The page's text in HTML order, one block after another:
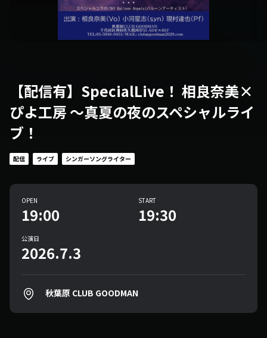
【配信有】SpecialLive！ 相良奈美×
ぴよ工房 〜真夏の夜のスペシャルライ
ブ！
配信 ライブ シンガーソングライター
OPEN
19:00
START
19:30
公演日
2026.7.3
秋葉原 CLUB GOODMAN